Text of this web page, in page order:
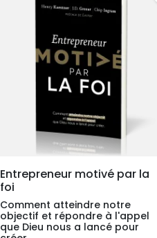
search APERÇU RAPIDE
Entrepreneur motivé par la
foi
Comment atteindre notre
objectif et répondre à l'appel
que Dieu nous a lancé pour